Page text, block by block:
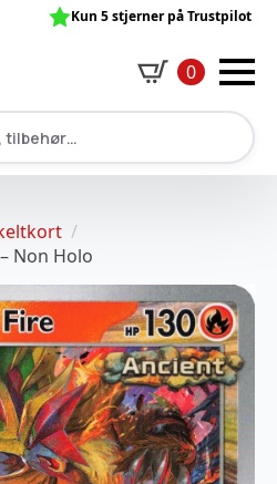
Kun 5 stjerner på Trustpilot
0
tilbehør…
Non Holo